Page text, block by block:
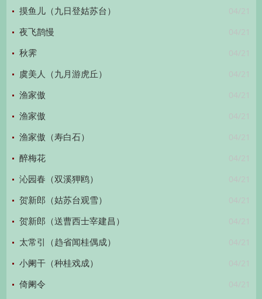
04/21
摸鱼儿（九日登姑苏台）
04/21
夜飞鹊慢
04/21
秋霁
04/21
虞美人（九月游虎丘）
04/21
渔家傲
04/21
渔家傲
04/21
渔家傲（寿白石）
04/21
醉梅花
04/21
沁园春（双溪狎鸥）
04/21
贺新郎（姑苏台观雪）
04/21
贺新郎（送曹西士宰建昌）
04/21
太常引（趋省闻桂偶成）
04/21
小阑干（种桂戏成）
04/21
倚阑令